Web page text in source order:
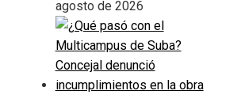
agosto de 2026